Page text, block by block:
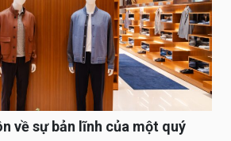
về sự bản lĩnh của một quý